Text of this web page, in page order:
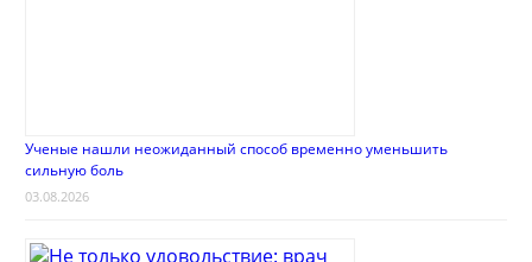
Ученые нашли неожиданный способ временно уменьшить
сильную боль
03.08.2026